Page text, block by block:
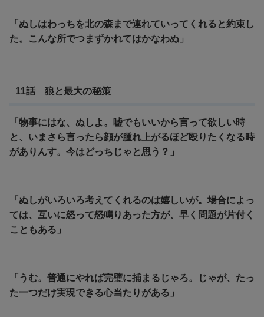
「ぬしはわっちを北の森まで連れていってくれると約束し
た。こんな所でつまずかれてはかなわぬ」
11話 狼と最大の秘策
「物事にはな、ぬしよ。嘘でもいいから言って欲しい時
と、いまさら言ったら顔が腫れ上がるほど殴りたくなる時
がありんす。今はどっちじゃと思う？」
「ぬしがいろいろ考えてくれるのは嬉しいが。場合によっ
ては、互いに怒って怒鳴りあった方が、早く問題が片付く
こともある」
「うむ。普通にやれば完璧に捕まるじゃろ。じゃが、たっ
た一つだけ実現できる心当たりがある」